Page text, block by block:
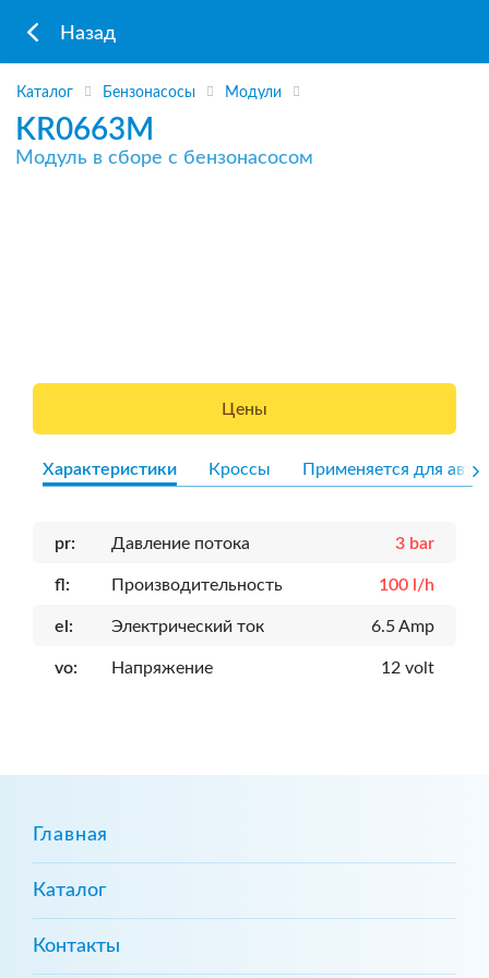
Назад
Каталог Бензонасосы Модули
KR0663M
Модуль в сборе с бензонасосом
Цены
Характеристики Кроссы Применяется для авто
pr: Давление потока 3 bar
fl: Производительность 100 l/h
el: Электрический ток 6.5 Amp
vo: Напряжение 12 volt
Главная
Каталог
Контакты